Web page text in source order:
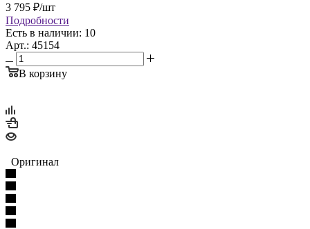
3 795 ₽/шт
Подробности
Есть в наличии: 10
Арт.: 45154
В корзину
Оригинал